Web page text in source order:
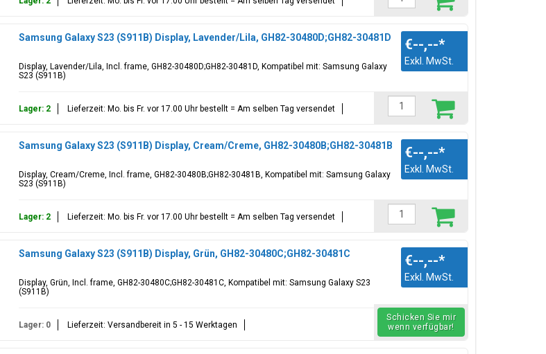
Samsung Galaxy S23 (S911B) Display, Lavender/Lila, GH82-30480D;GH82-30481D
Display, Lavender/Lila, Incl. frame, GH82-30480D;GH82-30481D, Kompatibel mit: Samsung Galaxy
S23 (S911B)
€--,--*
Exkl. MwSt.
Lager: 2 Lieferzeit: Mo. bis Fr. vor 17.00 Uhr bestellt = Am selben Tag versendet
Samsung Galaxy S23 (S911B) Display, Cream/Creme, GH82-30480B;GH82-30481B
Display, Cream/Creme, Incl. frame, GH82-30480B;GH82-30481B, Kompatibel mit: Samsung Galaxy
S23 (S911B)
€--,--*
Exkl. MwSt.
Lager: 2 Lieferzeit: Mo. bis Fr. vor 17.00 Uhr bestellt = Am selben Tag versendet
Samsung Galaxy S23 (S911B) Display, Grün, GH82-30480C;GH82-30481C
Display, Grün, Incl. frame, GH82-30480C;GH82-30481C, Kompatibel mit: Samsung Galaxy S23
(S911B)
€--,--*
Exkl. MwSt.
Lager: 0 Lieferzeit: Versandbereit in 5 - 15 Werktagen
Schicken Sie mir
wenn verfügbar!